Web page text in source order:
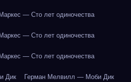
— Сто лет одиночества
— Сто лет одиночества
— Сто лет одиночества
Дик Герман Мелвилл — Моби Дик